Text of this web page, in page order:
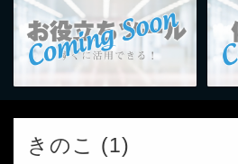
きのこ (1)